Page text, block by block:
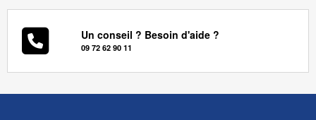
Un conseil ? Besoin d'aide ?
09 72 62 90 11